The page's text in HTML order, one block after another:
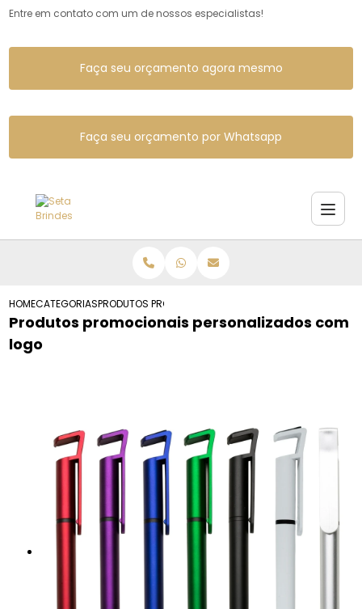
Entre em contato com um de nossos especialistas!
Faça seu orçamento agora mesmo
Faça seu orçamento por Whatsapp
HOMECATEGORIASPRODUTOS PROMOCIONAIS PERSONALIZADOS LOGO
Produtos promocionais personalizados com
logo